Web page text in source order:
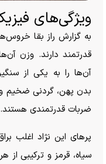
ویژگی‌های
به گزارش راز بقا
آن‌ها را به یکی از
بدن پهن، گردنی ضخیم و
ضربات قدرتمندی هستند.
پر‌های این نژاد اغلب
سیاه، قرمز و ترکیبی